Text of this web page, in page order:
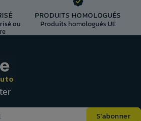
ou
PRODUITS HOMOLOGUÉS
Produits homologués UE